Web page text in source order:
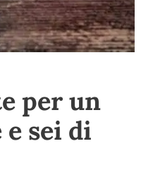
per un
sei di